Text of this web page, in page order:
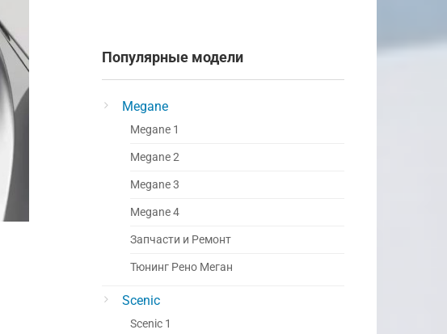
Популярные модели
Megane
Megane 1
Megane 2
Megane 3
Megane 4
Запчасти и Ремонт
Тюнинг Рено Меган
Scenic
Scenic 1